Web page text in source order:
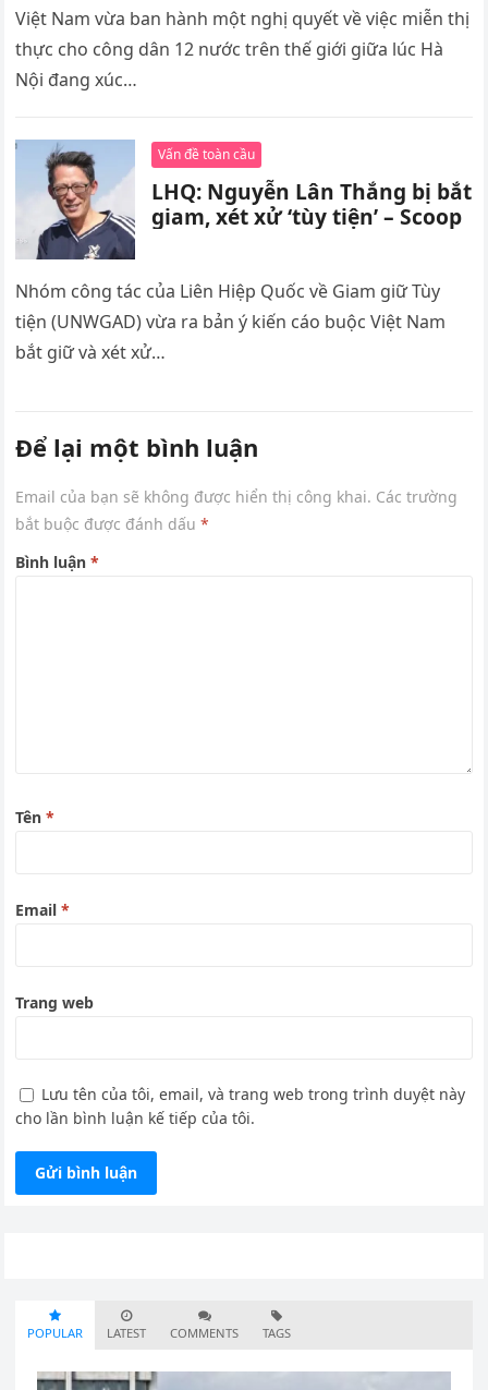
Việt Nam vừa ban hành một nghị quyết về việc miễn thị
thực cho công dân 12 nước trên thế giới giữa lúc Hà
Nội đang xúc…
Vấn đề toàn cầu
LHQ: Nguyễn Lân Thắng bị bắt
giam, xét xử ‘tùy tiện’ – Scoop
Nhóm công tác của Liên Hiệp Quốc về Giam giữ Tùy
tiện (UNWGAD) vừa ra bản ý kiến cáo buộc Việt Nam
bắt giữ và xét xử…
Để lại một bình luận
Email của bạn sẽ không được hiển thị công khai. Các trường
bắt buộc được đánh dấu*
Bình luận*
Tên*
Email*
Trang web
Lưu tên của tôi, email, và trang web trong trình duyệt này
cho lần bình luận kế tiếp của tôi.
POPULAR LATEST COMMENTS TAGS